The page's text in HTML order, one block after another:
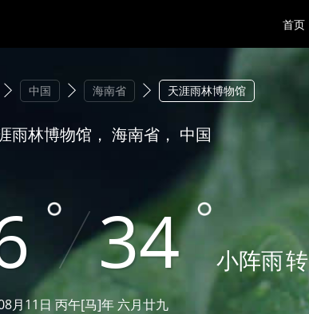
首页
中国 海南省 天涯雨林博物馆
雨林博物馆， 海南省， 中国
34 小阵雨转
月11日 丙午[马]年 六月廿九